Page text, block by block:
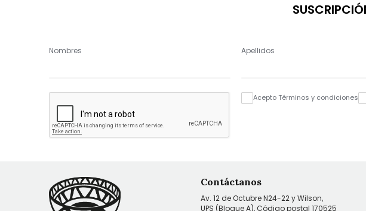
Nombres Apellidos
Acepto Términos y condiciones
Contáctanos
Av. 12 de Octubre N24-22 y Wilson,
UPS (Bloque A), Código postal 170525